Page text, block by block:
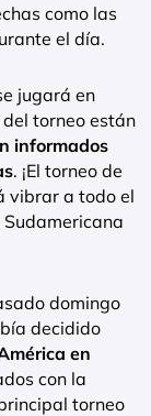
como las
el día.
jugará en
torneo están
informados
. ¡El torneo de
vibrar a todo el
Sudamericana
domingo
decidido
en
con la
torneo